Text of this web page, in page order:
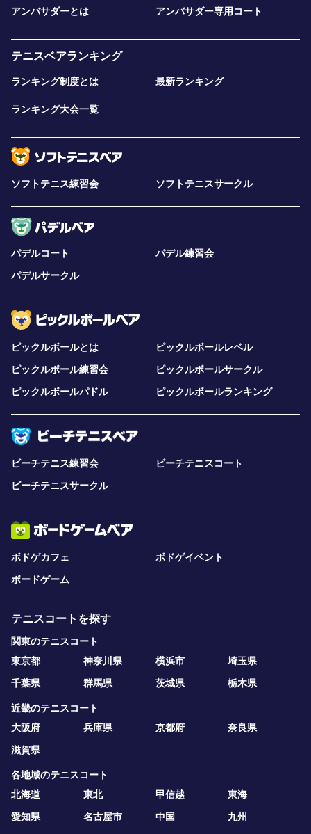
アンバサダーとは アンバサダー専用コート
テニスベアランキング
ランキング制度とは 最新ランキング
ランキング大会一覧
ソフトテニス練習会 ソフトテニスサークル
パデルコート
パデル練習会
パデルサークル
ピックルボールとは
ピックルボールレベル
ピックルボール練習会
ピックルボールサークル
ピックルボールパドル
ピックルボールランキング
ビーチテニス練習会
ビーチテニスコート
ビーチテニスサークル
ボドゲカフェ
ボドゲイベント
ボードゲーム
テニスコートを探す
関東のテニスコート
東京都
神奈川県 横浜市
埼玉県
千葉県
群馬県 茨城県 栃木県
近畿のテニスコート
大阪府
兵庫県 京都府
奈良県
滋賀県
各地域のテニスコート
北海道
東北 甲信越
東海
愛知県
名古屋市 中国 九州